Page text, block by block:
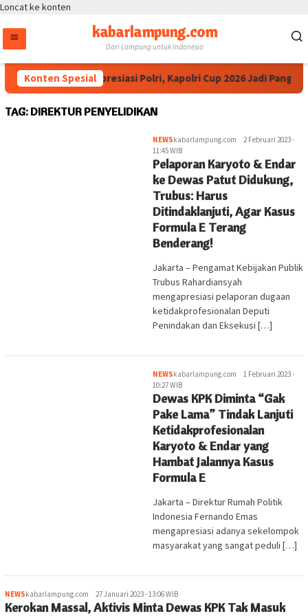
Loncat ke konten
kabarlampung.com
Dari Lampung untuk Indonesia
Konten Spesial
Ketua IESPA Apresiasi Polri, Kapolri Cup 2026 Jadi
TAG: DIREKTUR PENYELIDIKAN
NEWSkabarlampung.com
2 Februari 2023 -
11:45 WIB
Pelaporan Karyoto & Endar
ke Dewas Patut Didukung,
Trubus: Harus
Ditindaklanjuti, Agar Kasus
Formula E Terang
Benderang!
Jakarta – Pengamat Kebijakan Publik
Trubus Rahardiansyah
mengapresiasi pelaporan dugaan
ketidakprofesionalan Deputi
Penindakan dan Eksekusi […]
NEWSkabarlampung.com
1 Februari 2023 -
10:27 WIB
Dewas KPK Diminta “Gak
Pake Lama” Tindak Lanjuti
Ketidakprofesionalan
Karyoto & Endar yang
Hambat Jalannya Kasus
Formula E
Jakarta – Direktur Rumah Politik
Indonesia Fernando Emas
mengapresiasi adanya sekelompok
masyarakat yang sangat peduli […]
NEWSkabarlampung.com 27 Januari 2023 - 13:06 WIB
Kerokan Massal, Aktivis Minta Dewas KPK Tak Masuk